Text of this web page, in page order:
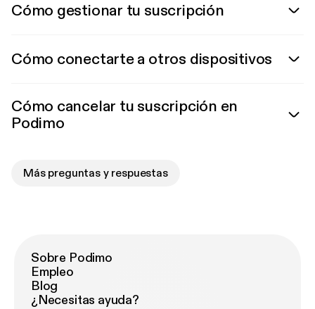
Cómo gestionar tu suscripción
Cómo conectarte a otros dispositivos
Cómo cancelar tu suscripción en
Podimo
Más preguntas y respuestas
Sobre Podimo
Empleo
Blog
¿Necesitas ayuda?